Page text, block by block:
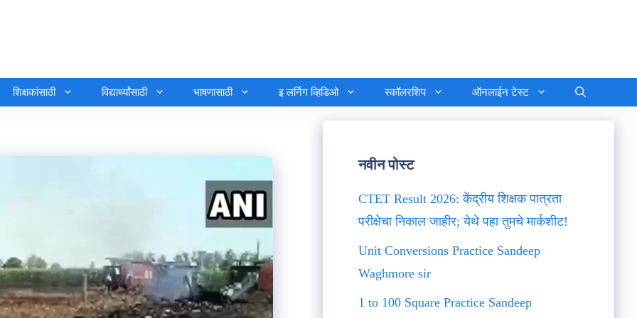
शिक्षकांसाठी विद्यार्थ्यांसाठी भाषणासाठी इ लर्निग व्हिडिओ स्कॉलरशिप ऑनलाईन टेस्ट
नवीन पोस्ट
CTET Result 2026: केंद्रीय शिक्षक पात्रता
परीक्षेचा निकाल जाहीर; येथे पहा तुमचे मार्कशीट!
Unit Conversions Practice Sandeep
Waghmore sir
1 to 100 Square Practice Sandeep